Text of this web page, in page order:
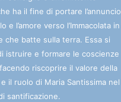
ha il fine di portare l’annuncio
e l’amore verso l’Immacolata in
che batte sulla terra. Essa si
istruire e formare le coscienze
riscoprire il valore della
il ruolo di Maria Santissima nel
santificazione.